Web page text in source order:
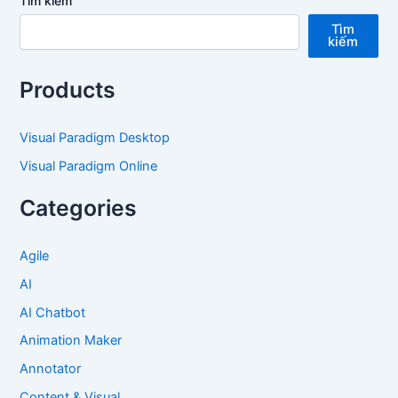
Tìm
kiếm
Products
Visual Paradigm Desktop
Visual Paradigm Online
Categories
Agile
AI
AI Chatbot
Animation Maker
Annotator